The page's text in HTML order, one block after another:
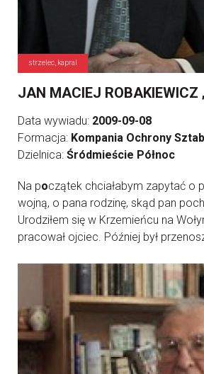
strzelec, kapral
JAN MACIEJ ROBAKIEWICZ
Data wywiadu: 2009-09-08
Formacja: Kompania Ochrony
Dzielnica: Śródmieście Północ
Na początek chciałabym zapytać o
wojną, o pana rodzinę, skąd pan
Urodziłem się w Krzemieńcu na
pracował ojciec. Później był